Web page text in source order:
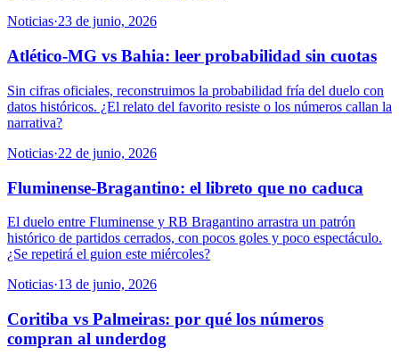
Noticias·23 de junio, 2026
Atlético-MG vs Bahia: leer probabilidad sin cuotas
Sin cifras oficiales, reconstruimos la probabilidad fría del duelo con
datos históricos. ¿El relato del favorito resiste o los números callan la
narrativa?
Noticias·22 de junio, 2026
Fluminense-Bragantino: el libreto que no caduca
El duelo entre Fluminense y RB Bragantino arrastra un patrón
histórico de partidos cerrados, con pocos goles y poco espectáculo.
¿Se repetirá el guion este miércoles?
Noticias·13 de junio, 2026
Coritiba vs Palmeiras: por qué los números
compran al underdog